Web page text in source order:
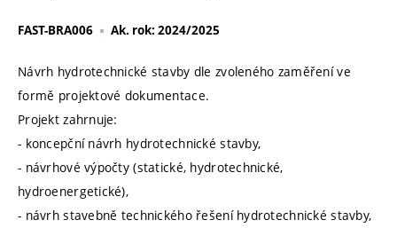
FAST-BRA006 Ak. rok: 2024/2025
Návrh hydrotechnické stavby dle zvoleného zaměření ve
formě projektové dokumentace.
Projekt zahrnuje:
- koncepční návrh hydrotechnické stavby,
- návrhové výpočty (statické, hydrotechnické,
hydroenergetické),
- návrh stavebně technického řešení hydrotechnické stavby,